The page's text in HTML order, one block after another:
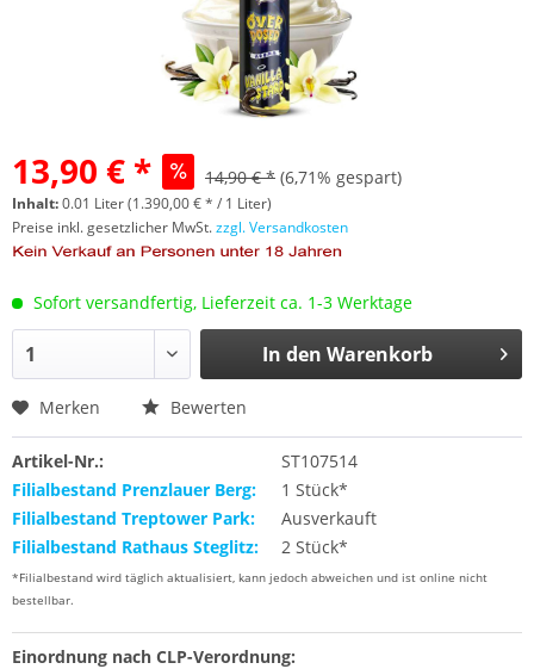
13,90 € * 14,90 € * (6,71% gespart)
Inhalt:0.01 Liter (1.390,00 € * / 1 Liter)
Preise inkl. gesetzlicher MwSt.zzgl. Versandkosten
Sofort versandfertig, Lieferzeit ca. 1-3 Werktage
In den Warenkorb
Merken Bewerten
Artikel-Nr.:
ST107514
Filialbestand Prenzlauer Berg:
1 Stück*
Filialbestand Treptower Park:
Ausverkauft
Filialbestand Rathaus Steglitz:
2 Stück*
*Filialbestand wird täglich aktualisiert, kann jedoch abweichen und ist online nicht
bestellbar.
Einordnung nach CLP-Verordnung: